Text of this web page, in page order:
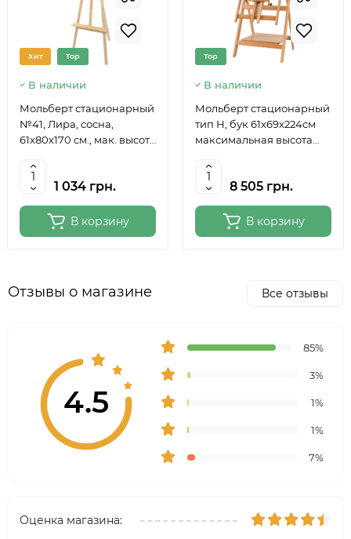
Хит Top
В наличии
Мольберт стационарный
№41, Лира, сосна,
61х80х170 см., мак. высота
Studio
1 034 грн.
В корзину
Top
В наличии
Мольберт стационарный
тип Н, бук 61x69x224см
максимальная высота
6059
8 505 грн.
В корзину
Отзывы о магазине Все отзывы
4.5
85%
3%
1%
1%
7%
Оценка магазина: